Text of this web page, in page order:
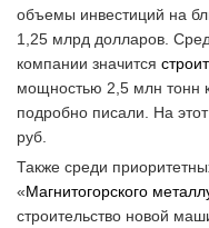
объемы инвестиций на
1,25 млрд долларов.
компании значится
мощностью 2,5 млн тонн
подробно писали. На
руб.
Также среди
«Магнитогорского
строительство новой